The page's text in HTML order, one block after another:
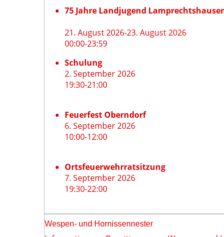
75 Jahre Landjugend
21. August 2026-23. August 2026
00:00-23:59
Schulung
2. September 2026
19:30-21:00
Feuerfest Oberndorf
6. September 2026
10:00-12:00
Ortsfeuerwehrratsitzung
7. September 2026
19:30-22:00
Wespen- und Hornissennester